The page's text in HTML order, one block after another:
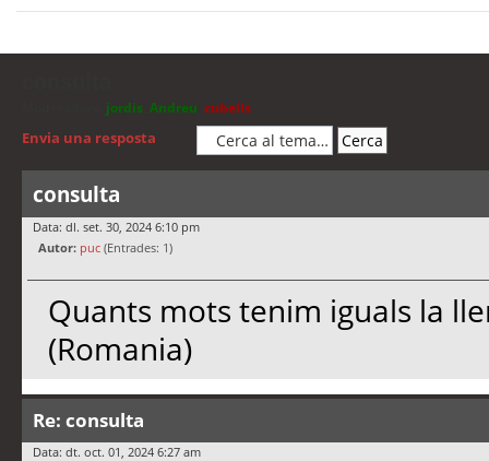
jordis Andreu cubells
Envia una resposta
consulta
Data: dl. set. 30, 2024 6:10 pm
Autor: puc (Entrades: 1)
Quants mots tenim iguals la
(Romania)
Re: consulta
Data: dt. oct. 01, 2024 6:27 am